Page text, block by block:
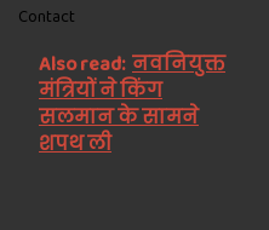
Contact
Also read: नवनियुक्त
मंत्रियों ने किंग
सलमान के सामने
शपथ ली